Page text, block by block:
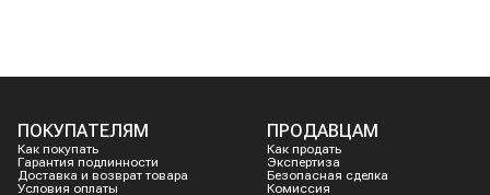
ПОКУПАТЕЛЯМ
Как покупать
Гарантия подлинности
Доставка и возврат товара
Условия оплаты
ПРОДАВЦАМ
Как продать
Экспертиза
Безопасная сделка
Комиссия